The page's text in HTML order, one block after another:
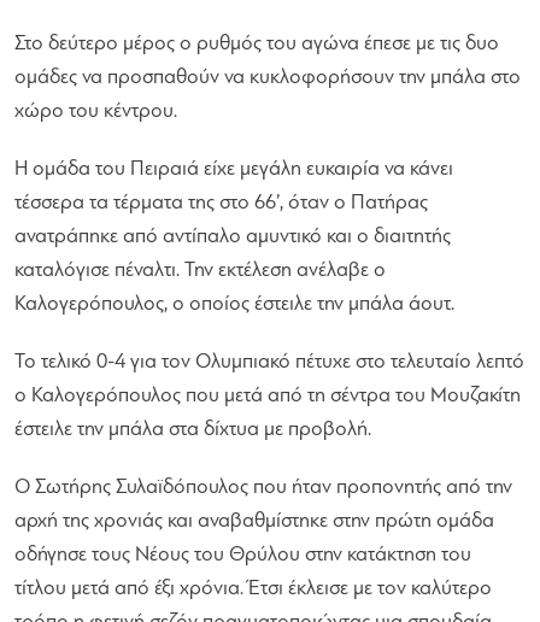
Στο δεύτερο μέρος ο ρυθμός του αγώνα έπεσε με τις δυο
ομάδες να προσπαθούν να κυκλοφορήσουν την μπάλα στο
χώρο του κέντρου.
Η ομάδα του Πειραιά είχε μεγάλη ευκαιρία να κάνει
τέσσερα τα τέρματα της στο 66’, όταν ο Πατήρας
ανατράπηκε από αντίπαλο αμυντικό και ο διαιτητής
καταλόγισε πέναλτι. Την εκτέλεση ανέλαβε ο
Καλογερόπουλος, ο οποίος έστειλε την μπάλα άουτ.
Το τελικό 0-4 για τον Ολυμπιακό πέτυχε στο τελευταίο λεπτό
ο Καλογερόπουλος που μετά από τη σέντρα του Μουζακίτη
έστειλε την μπάλα στα δίχτυα με προβολή.
Ο Σωτήρης Συλαϊδόπουλος που ήταν προπονητής από την
αρχή της χρονιάς και αναβαθμίστηκε στην πρώτη ομάδα
οδήγησε τους Νέους του Θρύλου στην κατάκτηση του
τίτλου μετά από έξι χρόνια. Έτσι έκλεισε με τον καλύτερο